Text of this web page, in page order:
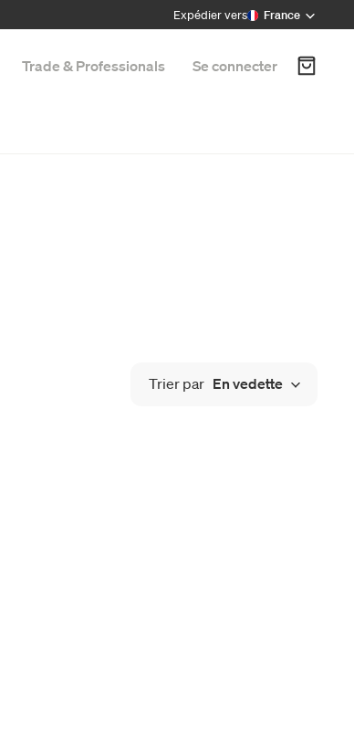
Expédier vers France
Trade & Professionals Se connecter
Trier par En vedette